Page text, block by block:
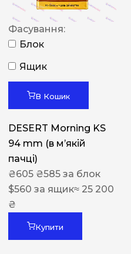
Фасування:
Блок
Ящик
В Кошик
DESERT Morning KS
94 mm (в мʼякій
пачці)
₴605 ₴585 за блок
$560 за ящик≈ 25 200
₴
Купити